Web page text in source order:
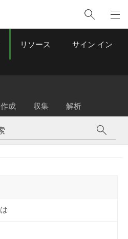
リソース サイン イン
作成 収集 解析